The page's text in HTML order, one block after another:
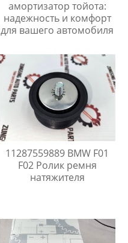
амортизатор тойота:
надежность и комфорт
для вашего автомобиля
11287559889 BMW F01
F02 Ролик ремня
натяжителя